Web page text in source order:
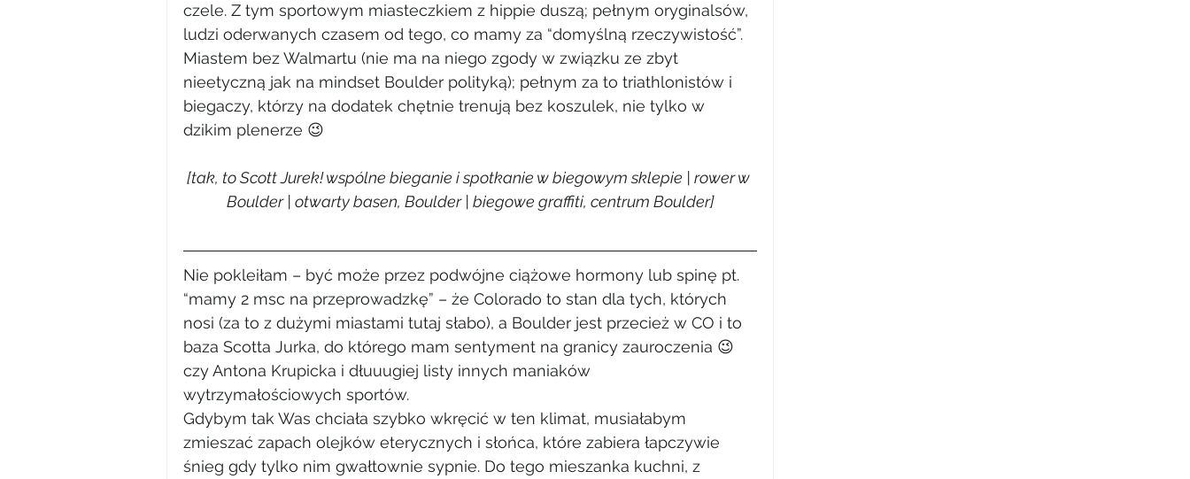
czele. Z tym sportowym miasteczkiem z hippie duszą; pełnym oryginalsów,
ludzi oderwanych czasem od tego, co mamy za “domyślną rzeczywistość”.
Miastem bez Walmartu (nie ma na niego zgody w związku ze zbyt
nieetyczną jak na mindset Boulder polityką); pełnym za to triathlonistów i
biegaczy, którzy na dodatek chętnie trenują bez koszulek, nie tylko w
dzikim plenerze 😉
[tak, to Scott Jurek! wspólne bieganie i spotkanie w biegowym sklepie | rower w
Boulder | otwarty basen, Boulder | biegowe graffiti, centrum Boulder]
Nie pokleiłam – być może przez podwójne ciążowe hormony lub spinę pt.
“mamy 2 msc na przeprowadzkę” – że Colorado to stan dla tych, których
nosi (za to z dużymi miastami tutaj słabo), a Boulder jest przecież w CO i to
baza Scotta Jurka, do którego mam sentyment na granicy zauroczenia 😉
czy Antona Krupicka i dłuuugiej listy innych maniaków
wytrzymałościowych sportów.
Gdybym tak Was chciała szybko wkręcić w ten klimat, musiałabym
zmieszać zapach olejków eterycznych i słońca, które zabiera łapczywie
śnieg gdy tylko nim gwałtownie sypnie. Do tego mieszanka kuchni, z